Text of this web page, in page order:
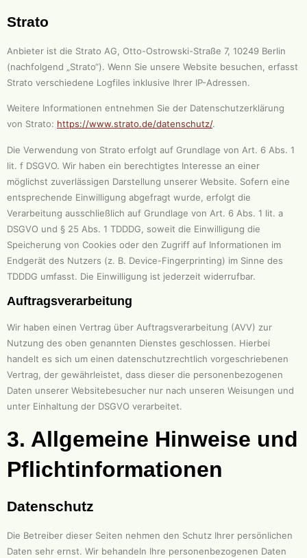
Strato
Anbieter ist die Strato AG, Otto-Ostrowski-Straße 7, 10249 Berlin
(nachfolgend „Strato“). Wenn Sie unsere Website besuchen, erfasst
Strato verschiedene Logfiles inklusive Ihrer IP-Adressen.
Weitere Informationen entnehmen Sie der Datenschutzerklärung
von Strato: https://www.strato.de/datenschutz/.
Die Verwendung von Strato erfolgt auf Grundlage von Art. 6 Abs. 1
lit. f DSGVO. Wir haben ein berechtigtes Interesse an einer
möglichst zuverlässigen Darstellung unserer Website. Sofern eine
entsprechende Einwilligung abgefragt wurde, erfolgt die
Verarbeitung ausschließlich auf Grundlage von Art. 6 Abs. 1 lit. a
DSGVO und § 25 Abs. 1 TDDDG, soweit die Einwilligung die
Speicherung von Cookies oder den Zugriff auf Informationen im
Endgerät des Nutzers (z. B. Device-Fingerprinting) im Sinne des
TDDDG umfasst. Die Einwilligung ist jederzeit widerrufbar.
Auftragsverarbeitung
Wir haben einen Vertrag über Auftragsverarbeitung (AVV) zur
Nutzung des oben genannten Dienstes geschlossen. Hierbei
handelt es sich um einen datenschutzrechtlich vorgeschriebenen
Vertrag, der gewährleistet, dass dieser die personenbezogenen
Daten unserer Websitebesucher nur nach unseren Weisungen und
unter Einhaltung der DSGVO verarbeitet.
3. Allgemeine Hinweise und
Pflicht­informationen
Datenschutz
Die Betreiber dieser Seiten nehmen den Schutz Ihrer persönlichen
Daten sehr ernst. Wir behandeln Ihre personenbezogenen Daten